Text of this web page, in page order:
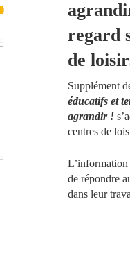
regard
de
Supplément
éducatifs et
agrandir !
centres de
L’information
de répondre
dans leur